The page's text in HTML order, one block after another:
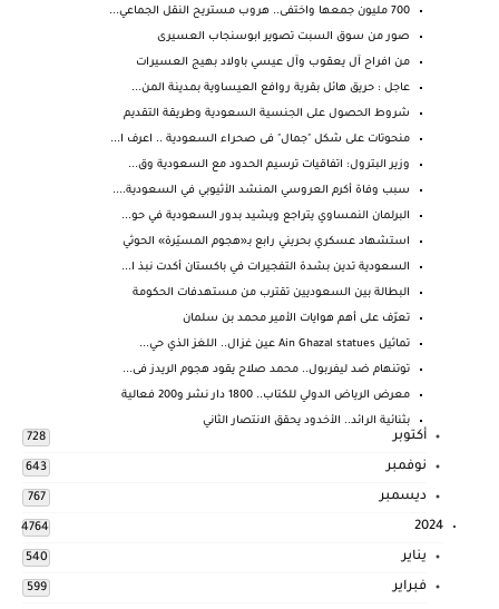
700 مليون جمعها واختفى.. هروب مستريح النقل الجماعي...
صور من سوق السبت تصوير ابوسنجاب العسيرى
من افراح آل يعقوب وآل عيسي باولاد بهيج العسيرات
عاجل : حريق هائل بقرية روافع العيساوية بمدينة المن...
شروط الحصول على الجنسية السعودية وطريقة التقديم
منحوتات على شكل "جمال" فى صحراء السعودية .. اعرف ا...
وزير البترول: اتفاقيات ترسيم الحدود مع السعودية وق...
سبب وفاة أكرم العروسي المنشد الأثيوبي في السعودية....
البرلمان النمساوي يتراجع ويشيد بدور السعودية في حو...
استشهاد عسكري بحريني رابع بـ«هجوم المسيّرة» الحوثي
السعودية تدين بشدة التفجيرات في باكستان أكدت نبذ ا...
البطالة بين السعوديين تقترب من مستهدفات الحكومة
تعرّف على أهم هوايات الأمير محمد بن سلمان
تماثيل Ain Ghazal statues عين غزال.. اللغز الذي حي...
توتنهام ضد ليفربول.. محمد صلاح يقود هجوم الريدز فى...
معرض الرياض الدولي للكتاب.. 1800 دار نشر و200 فعالية
بثنائية الرائد.. الأخدود يحقق الانتصار الثاني
أكتوبر 728
نوفمبر 643
ديسمبر 767
2024
4764
يناير 540
فبراير 599